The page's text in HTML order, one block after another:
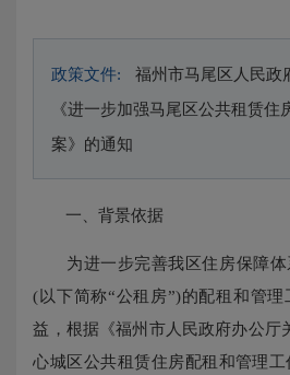
政策文件:
福州市马尾区人民政
《进一步加强马尾区公共租赁住
案》的通知
一、背景依据
为进一步完善我区住房保障体
(以下简称“公租房”)的配租和管
益，根据《福州市人民政府办公厅
心城区公共租赁住房配租和管理